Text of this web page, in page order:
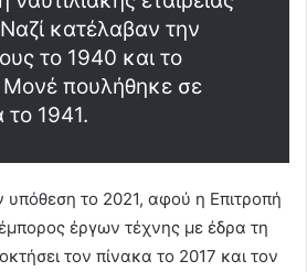
κατέλαβαν την
το 1940 και το
Μονέ πουλήθηκε σε
το 1941.
το 2021, αφού η Επιτροπή
έργων τέχνης με έδρα τη
τον πίνακα το 2017 και τον